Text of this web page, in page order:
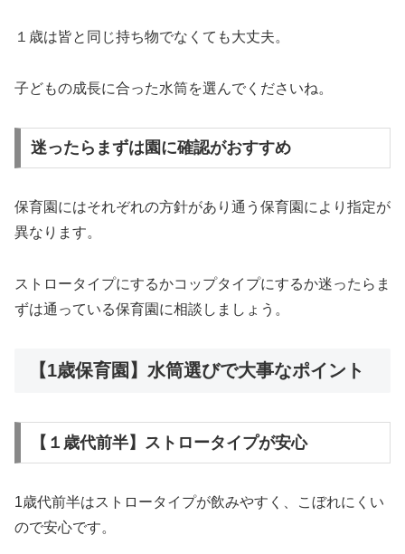
１歳は皆と同じ持ち物でなくても大丈夫。
子どもの成長に合った水筒を選んでくださいね。
迷ったらまずは園に確認がおすすめ
保育園にはそれぞれの方針があり通う保育園により指定が
異なります。
ストロータイプにするかコップタイプにするか迷ったらま
ずは通っている保育園に相談しましょう。
【1歳保育園】水筒選びで大事なポイント
【１歳代前半】ストロータイプが安心
1歳代前半はストロータイプが飲みやすく、こぼれにくい
ので安心です。